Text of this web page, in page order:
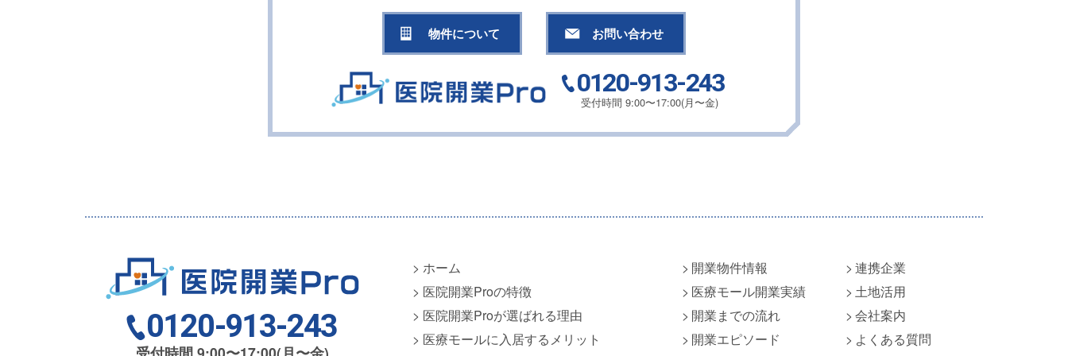
物件について お問い合わせ
0120-913-243
受付時間 9:00〜17:00(月〜金)
0120-913-243
ホーム
医院開業Proの特徴
医院開業Proが選ばれる理由
医療モールに入居するメリット
開業物件情報
医療モール開業実績
開業までの流れ
開業エピソード
連携企業
土地活用
会社案内
よくある質問